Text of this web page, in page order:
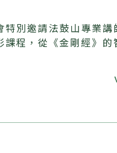
特別邀請法鼓山專業
課程，從《金剛經》的